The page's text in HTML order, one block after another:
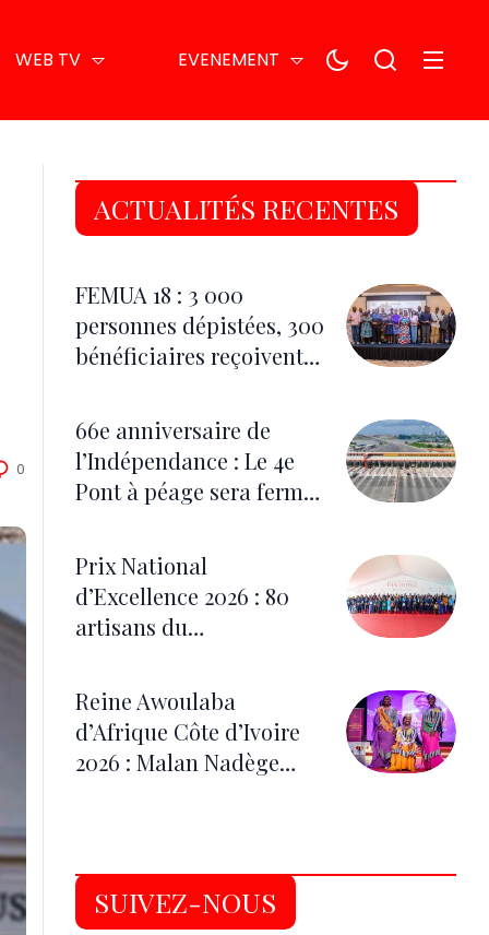
WEB TV EVENEMENT
0
ACTUALITÉS RECENTES
FEMUA 18 : 3 000
personnes dépistées, 300
bénéficiaires reçoivent
66e anniversaire de
l’Indépendance : Le 4e
Pont à péage sera fermé
festivités
Prix National
d’Excellence 2026 : 80
artisans du
distingués
Reine Awoulaba
d’Afrique Côte d’Ivoire
2026 : Malan Nadège
SUIVEZ-NOUS